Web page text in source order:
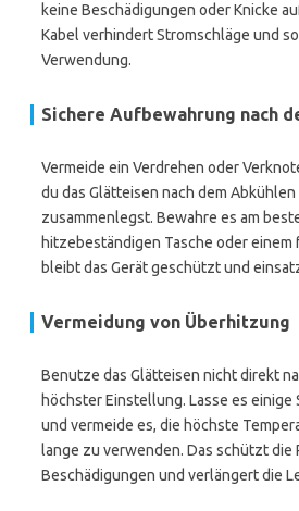
keine Beschädigungen oder Knicke
Kabel verhindert Stromschläge und
Verwendung.
Sichere Aufbewahrung nach
Vermeide ein Verdrehen oder
du das Glätteisen nach dem
zusammenlegst. Bewahre es am
hitzebeständigen Tasche oder einem
bleibt das Gerät geschützt und
Vermeidung von Überhitzung
Benutze das Glätteisen nicht direkt
höchster Einstellung. Lasse es einige
und vermeide es, die höchste
lange zu verwenden. Das schützt die
Beschädigungen und verlängert die